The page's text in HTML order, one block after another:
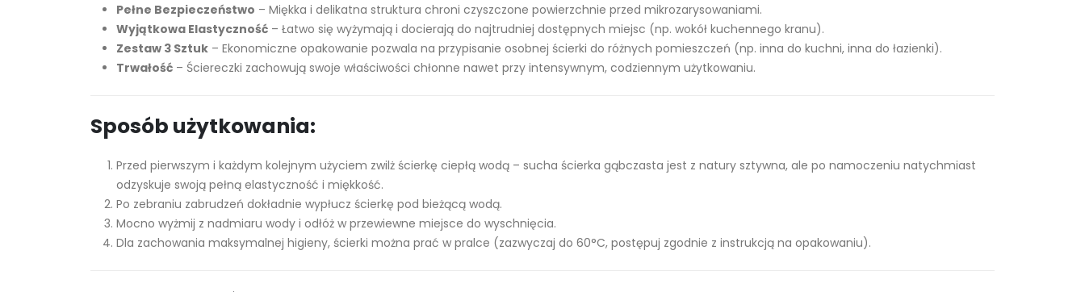
Pełne Bezpieczeństwo – Miękka i delikatna struktura chroni czyszczone powierzchnie przed mikrozarysowaniami.
Wyjątkowa Elastyczność – Łatwo się wyżymają i docierają do najtrudniej dostępnych miejsc (np. wokół kuchennego kranu).
Zestaw 3 Sztuk – Ekonomiczne opakowanie pozwala na przypisanie osobnej ścierki do różnych pomieszczeń (np. inna do kuchni, inna do łazienki).
Trwałość – Ściereczki zachowują swoje właściwości chłonne nawet przy intensywnym, codziennym użytkowaniu.
Sposób użytkowania:
Przed pierwszym i każdym kolejnym użyciem zwilż ścierkę ciepłą wodą – sucha ścierka gąbczasta jest z natury sztywna, ale po namoczeniu natychmiast
odzyskuje swoją pełną elastyczność i miękkość.
Po zebraniu zabrudzeń dokładnie wypłucz ścierkę pod bieżącą wodą.
Mocno wyżmij z nadmiaru wody i odłóż w przewiewne miejsce do wyschnięcia.
Dla zachowania maksymalnej higieny, ścierki można prać w pralce (zazwyczaj do 60°C, postępuj zgodnie z instrukcją na opakowaniu).